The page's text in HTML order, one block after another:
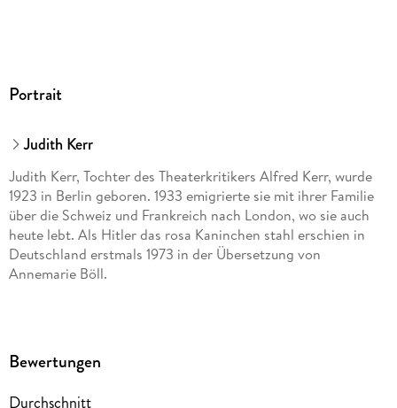
GTIN
Portrait
Judith Kerr
Judith Kerr, Tochter des Theaterkritikers Alfred Kerr, wurde
1923 in Berlin geboren. 1933 emigrierte sie mit ihrer Familie
über die Schweiz und Frankreich nach London, wo sie auch
heute lebt. Als Hitler das rosa Kaninchen stahl erschien in
Deutschland erstmals 1973 in der Übersetzung von
Annemarie Böll.
Bewertungen
Durchschnitt